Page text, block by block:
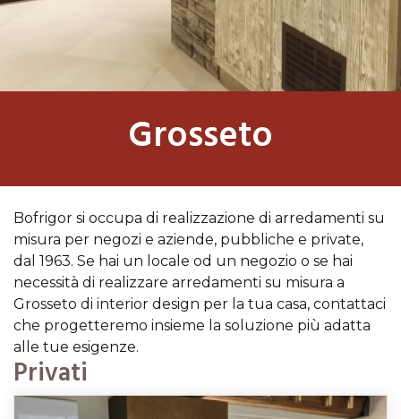
Grosseto
Bofrigor si occupa di realizzazione di arredamenti su
misura per negozi e aziende, pubbliche e private,
dal 1963. Se hai un locale od un negozio o se hai
necessità di realizzare arredamenti su misura a
Grosseto di interior design per la tua casa, contattaci
che progetteremo insieme la soluzione più adatta
alle tue esigenze.
Privati